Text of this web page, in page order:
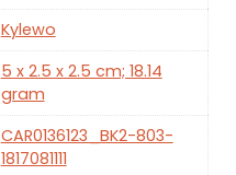
Kylewo
5 x 2.5 x 2.5 cm; 18.14
gram
CAR0136123_BK2-803-
1817081111